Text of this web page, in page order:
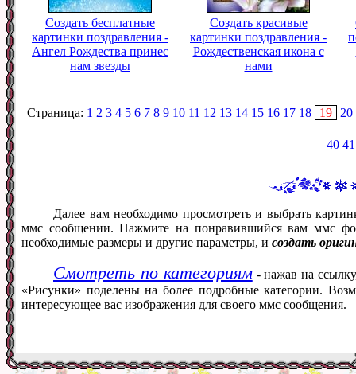
Создать бесплатные
картинки поздравления -
Ангел Рождества принес
нам звезды
Создать красивые
картинки поздравления -
Рождественская икона с
нами
Страница: 1 2 3 4 5 6 7 8 9 10 11 12 13 14 15 16 17 18 19 20
40 41
Далее вам необходимо просмотреть и выбрать
ммс сообщении. Нажмите на понравившийся вам ммс
необходимые размеры и другие параметры, и создать
Смотреть по категориям- нажав на
«Рисунки» поделены на более подробные категории.
интересующее вас изображения для своего ммс сообщения.